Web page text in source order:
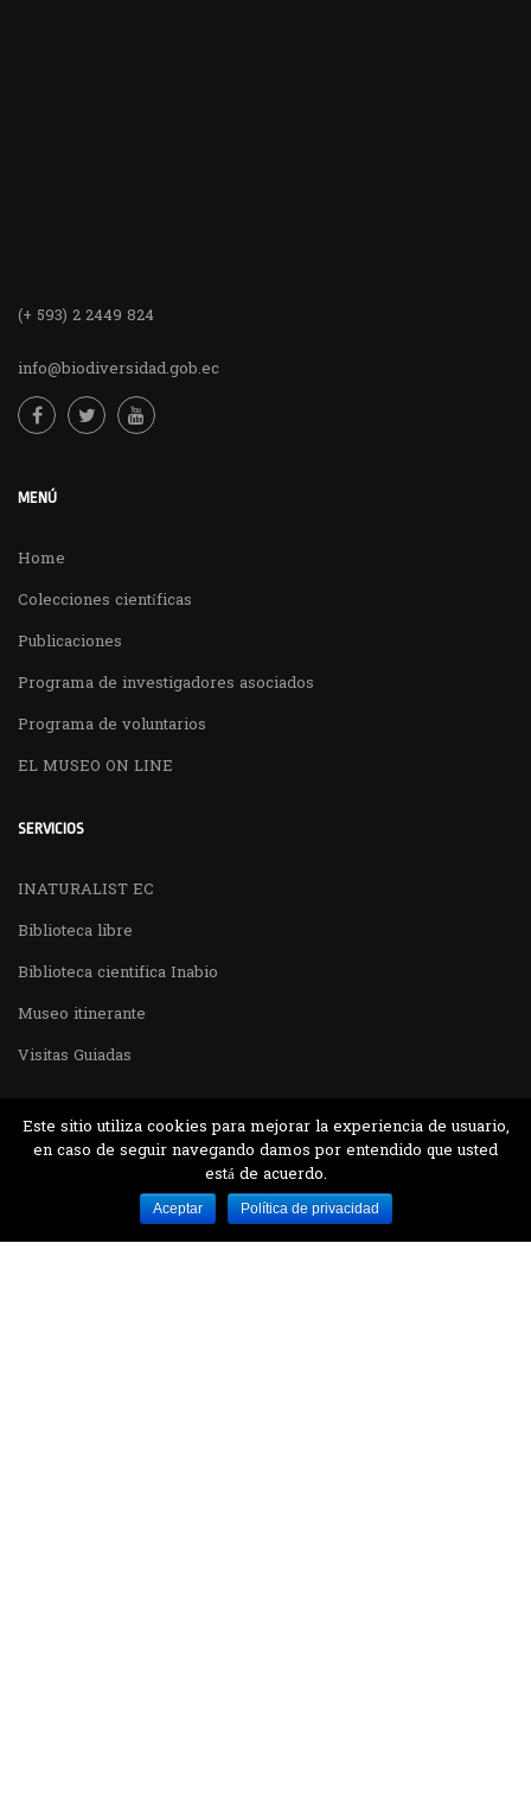
(+ 593) 2 2449 824
info@biodiversidad.gob.ec
MENÚ
Home
Colecciones científicas
Publicaciones
Programa de investigadores asociados
Programa de voluntarios
EL MUSEO ON LINE
SERVICIOS
INATURALIST EC
Biblioteca libre
Biblioteca cientifica Inabio
Museo itinerante
Visitas Guiadas
Desarrollado por MJTEC.
Este sitio utiliza cookies para mejorar la experiencia de usuario,
en caso de seguir navegando damos por entendido que usted
está de acuerdo.
Aceptar Política de privacidad